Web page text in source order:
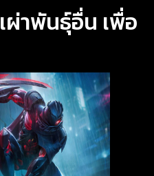
ผ่าพันธุ์อื่น เพื่อ